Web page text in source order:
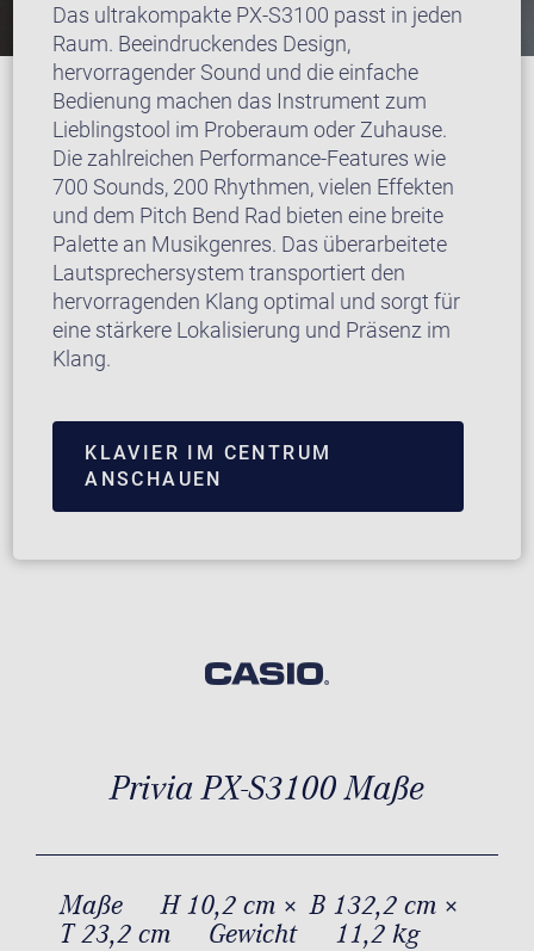
Das ultrakompakte PX-S3100 passt in jeden
Raum. Beeindruckendes Design,
hervorragender Sound und die einfache
Bedienung machen das Instrument zum
Lieblingstool im Proberaum oder Zuhause.
Die zahlreichen Performance-Features wie
700 Sounds, 200 Rhythmen, vielen Effekten
und dem Pitch Bend Rad bieten eine breite
Palette an Musikgenres. Das überarbeitete
Lautsprechersystem transportiert den
hervorragenden Klang optimal und sorgt für
eine stärkere Lokalisierung und Präsenz im
Klang.
KLAVIER IM CENTRUM
ANSCHAUEN
Privia PX-S3100 Maße
Maße
H 10,2 cm × B 132,2 cm ×
T 23,2 cm
Gewicht 11,2 kg